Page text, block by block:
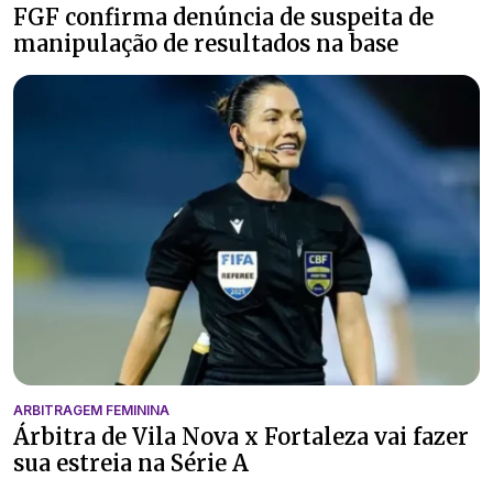
FGF confirma denúncia de suspeita de
manipulação de resultados na base
ARBITRAGEM FEMININA
Árbitra de Vila Nova x Fortaleza vai fazer
sua estreia na Série A